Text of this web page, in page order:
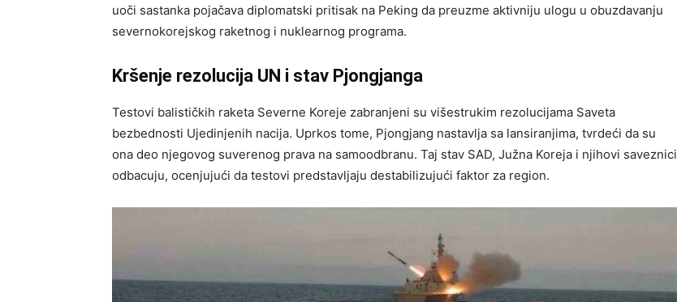
uoči sastanka pojačava diplomatski pritisak na Peking da preuzme aktivniju ulogu u obuzdavanju
severnokorejskog raketnog i nuklearnog programa.
Kršenje rezolucija UN i stav Pjongjanga
Testovi balističkih raketa Severne Koreje zabranjeni su višestrukim rezolucijama Saveta
bezbednosti Ujedinjenih nacija. Uprkos tome, Pjongjang nastavlja sa lansiranjima, tvrdeći da su
ona deo njegovog suverenog prava na samoodbranu. Taj stav SAD, Južna Koreja i njihovi saveznici
odbacuju, ocenjujući da testovi predstavljaju destabilizujući faktor za region.